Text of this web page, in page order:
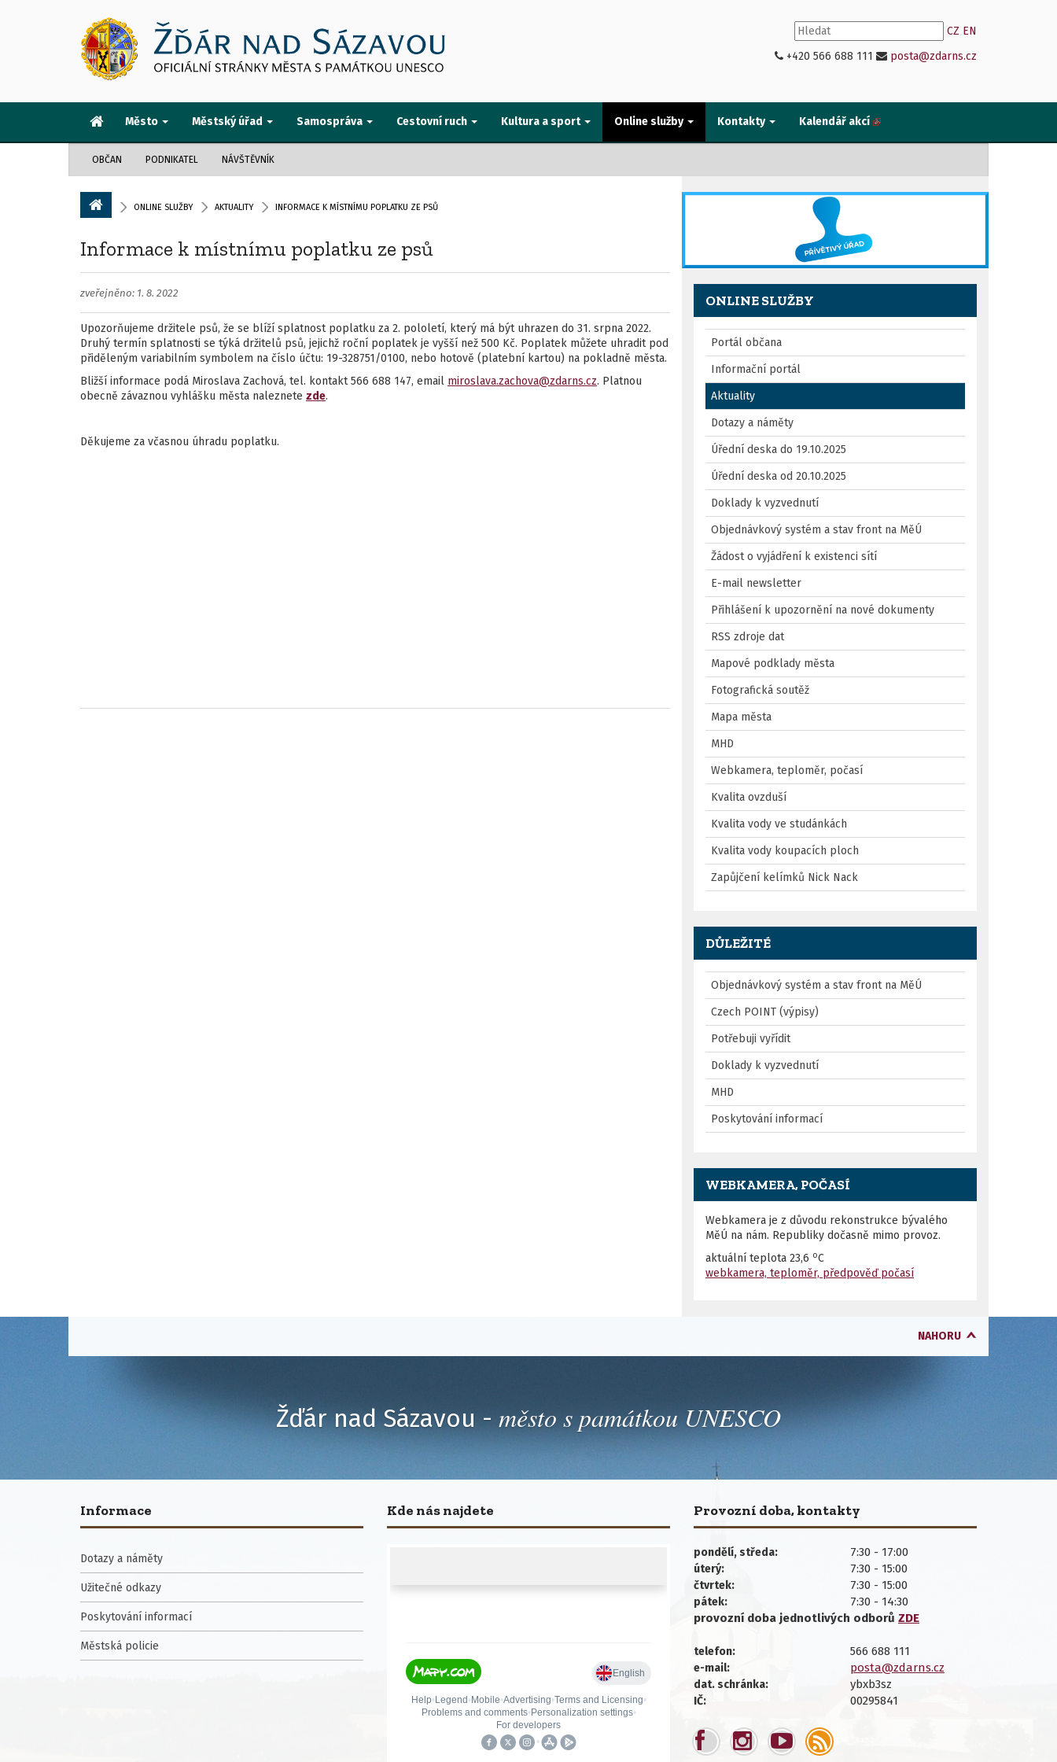
CZ EN
+420 566 688 111
posta@zdarns.cz
Město Městský úřad Samospráva Cestovní ruch Kultura a sport Online služby Kontakty Kalendář akcí
OBČAN PODNIKATEL NÁVŠTĚVNÍK
ONLINE SLUŽBY AKTUALITY INFORMACE K MÍSTNÍMU POPLATKU ZE PSŮ
Informace k místnímu poplatku ze psů
zveřejněno: 1. 8. 2022
Upozorňujeme držitele psů, že se blíží splatnost poplatku za 2. pololetí, který má být uhrazen do 31. srpna 2022.
Druhý termín splatnosti se týká držitelů psů, jejichž roční poplatek je vyšší než 500 Kč. Poplatek můžete uhradit pod
přiděleným variabilním symbolem na číslo účtu: 19-328751/0100, nebo hotově (platební kartou) na pokladně města.
Bližší informace podá Miroslava Zachová, tel. kontakt 566 688 147, email miroslava.zachova@zdarns.cz. Platnou
obecně závaznou vyhlášku města naleznete zde.
Děkujeme za včasnou úhradu poplatku.
ONLINE SLUŽBY
Portál občana
Informační portál
Aktuality
Dotazy a náměty
Úřední deska do 19.10.2025
Úřední deska od 20.10.2025
Doklady k vyzvednutí
Objednávkový systém a stav front na MěÚ
Žádost o vyjádření k existenci sítí
E-mail newsletter
Přihlášení k upozornění na nové dokumenty
RSS zdroje dat
Mapové podklady města
Fotografická soutěž
Mapa města
MHD
Webkamera, teploměr, počasí
Kvalita ovzduší
Kvalita vody ve studánkách
Kvalita vody koupacích ploch
Zapůjčení kelímků Nick Nack
DŮLEŽITÉ
Objednávkový systém a stav front na MěÚ
Czech POINT (výpisy)
Potřebuji vyřídit
Doklady k vyzvednutí
MHD
Poskytování informací
WEBKAMERA, POČASÍ
Webkamera je z důvodu rekonstrukce bývalého
MěÚ na nám. Republiky dočasně mimo provoz.
aktuální teplota 23,6 oC
webkamera, teploměr, předpověď počasí
NAHORU
Žďár nad Sázavou - město s památkou UNESCO
Informace
Dotazy a náměty
Užitečné odkazy
Poskytování informací
Městská policie
Provozní doba, kontakty
pondělí, středa: 7:30 - 17:00
úterý: 7:30 - 15:00
čtvrtek: 7:30 - 15:00
pátek:
7:30 - 14:30
provozní doba jednotlivých odborů ZDE
telefon: 566 688 111
e-mail: posta@zdarns.cz
dat. schránka: ybxb3sz
IČ: 00295841
Kde nás najdete